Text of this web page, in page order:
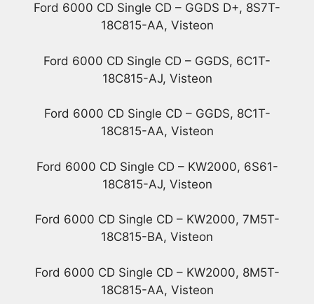
Ford 6000 CD Single CD – GGDS D+, 8S7T-
18C815-AA, Visteon
Ford 6000 CD Single CD – GGDS, 6C1T-
18C815-AJ, Visteon
Ford 6000 CD Single CD – GGDS, 8C1T-
18C815-AA, Visteon
Ford 6000 CD Single CD – KW2000, 6S61-
18C815-AJ, Visteon
Ford 6000 CD Single CD – KW2000, 7M5T-
18C815-BA, Visteon
Ford 6000 CD Single CD – KW2000, 8M5T-
18C815-AA, Visteon